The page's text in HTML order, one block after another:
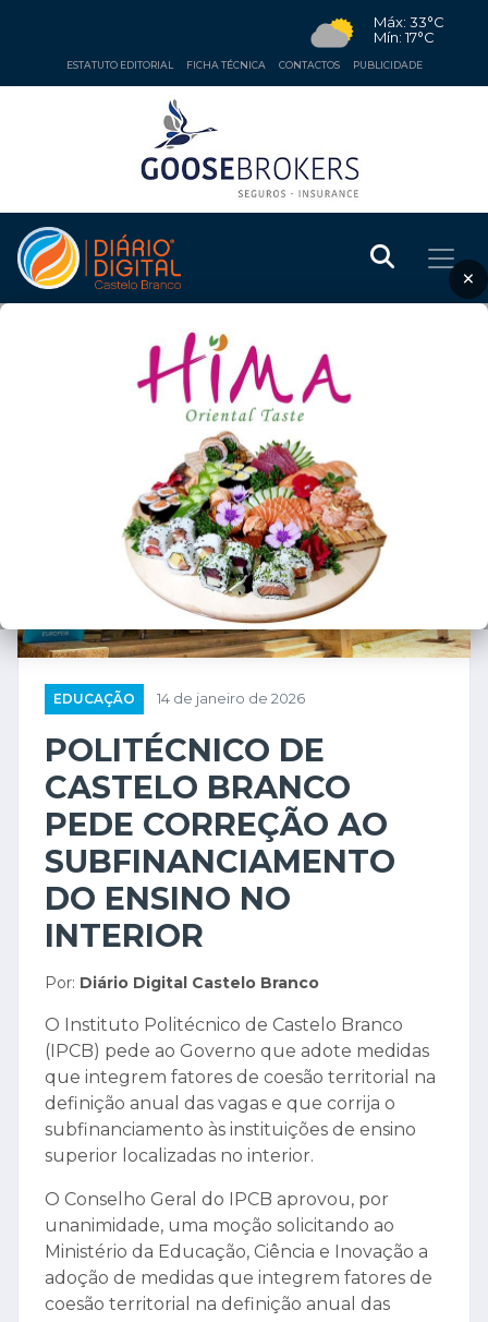
Máx: 33°C
Mín: 17°C
ESTATUTO EDITORIAL FICHA TÉCNICA CONTACTOS PUBLICIDADE
×
EDUCAÇÃO 14 de janeiro de 2026
POLITÉCNICO DE
CASTELO BRANCO
PEDE CORREÇÃO AO
SUBFINANCIAMENTO
DO ENSINO NO
INTERIOR
Por: Diário Digital Castelo Branco
O Instituto Politécnico de Castelo Branco
(IPCB) pede ao Governo que adote medidas
que integrem fatores de coesão territorial na
definição anual das vagas e que corrija o
subfinanciamento às instituições de ensino
superior localizadas no interior.
O Conselho Geral do IPCB aprovou, por
unanimidade, uma moção solicitando ao
Ministério da Educação, Ciência e Inovação a
adoção de medidas que integrem fatores de
coesão territorial na definição anual das